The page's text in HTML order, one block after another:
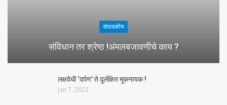
संपादकीय
संविधान तर श्रेष्ठ !अंमलबजावणीचे काय ?
लक्षवेधी ‘दर्पण’ ते दुर्लक्षित मूकनायक !
Jan 7, 2023